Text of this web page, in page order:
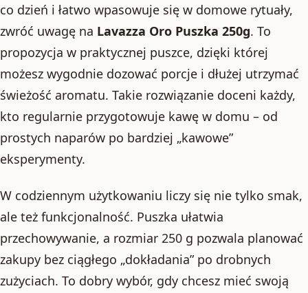
co dzień i łatwo wpasowuje się w domowe rytuały,
zwróć uwagę na Lavazza Oro Puszka 250g. To
propozycja w praktycznej puszce, dzięki której
możesz wygodnie dozować porcje i dłużej utrzymać
świeżość aromatu. Takie rozwiązanie doceni każdy,
kto regularnie przygotowuje kawę w domu – od
prostych naparów po bardziej „kawowe”
eksperymenty.
W codziennym użytkowaniu liczy się nie tylko smak,
ale też funkcjonalność. Puszka ułatwia
przechowywanie, a rozmiar 250 g pozwala planować
zakupy bez ciągłego „dokładania” po drobnych
zużyciach. To dobry wybór, gdy chcesz mieć swoją